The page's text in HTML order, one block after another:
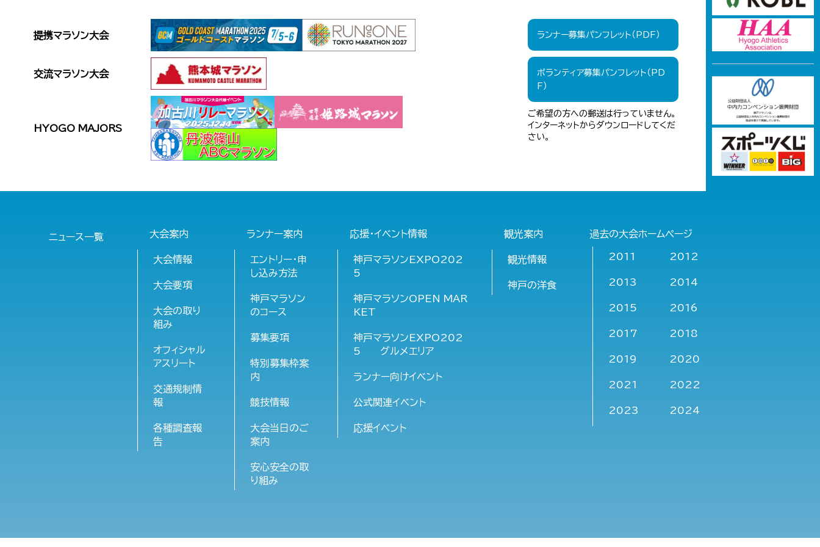
提携マラソン大会
交流マラソン大会
HYOGO MAJORS
ランナー募集パンフレット（PDF）
ボランティア募集パンフレット（PD
F）
ご希望の方への郵送は行っていません。
インターネットからダウンロードしてくだ
さい。
ニュース一覧 大会案内
大会情報
大会要項
大会の取り
組み
オフィシャル
アスリート
交通規制情
報
各種調査報
告
ランナー案内
エントリー・申
し込み方法
神戸マラソン
のコース
募集要項
特別募集枠案
内
競技情報
大会当日のご
案内
安心安全の取
り組み
応援・イベント情報
神戸マラソンEXPO202
5
神戸マラソンOPEN MAR
KET
神戸マラソンEXPO202
5 グルメエリア
ランナー向けイベント
公式関連イベント
応援イベント
観光案内
観光情報
神戸の洋食
過去の大会ホームページ
2011 2012
2013 2014
2015 2016
2017 2018
2019 2020
2021 2022
2023 2024